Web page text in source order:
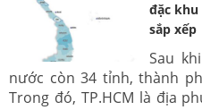
đặc khu
sắp xếp
Sau
nước còn 34 tỉnh, thành
Trong đó, TP.HCM là địa